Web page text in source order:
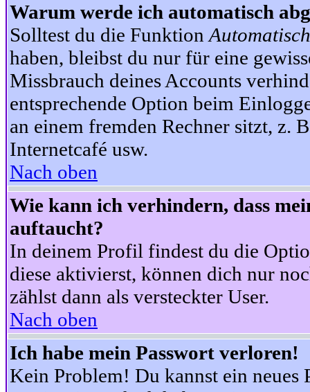
Warum werde ich automatisch
Solltest du die Funktion
haben, bleibst du nur für eine
Missbrauch deines Accounts
entsprechende Option beim
an einem fremden Rechner sitzt, z.
Internetcafé usw.
Nach oben
Wie kann ich verhindern, dass
auftaucht?
In deinem Profil findest du die
diese aktivierst, können dich nur
zählst dann als versteckter User.
Nach oben
Ich habe mein Passwort verloren!
Kein Problem! Du kannst ein neues